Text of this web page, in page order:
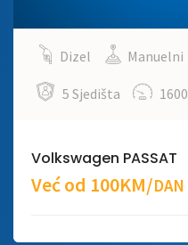
Dizel Manuelni
5 Sjedišta 1600
Volkswagen PASSAT
Već od 100KM/DAN